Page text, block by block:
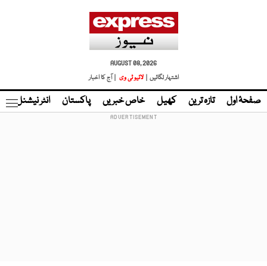
AUGUST 08, 2026
اشتہار لگائیں |
لائیو ٹی وی | آج کا اخبار
صفحۂ اول تازہ ترین کھیل خاص خبریں پاکستان انٹر نیشنل